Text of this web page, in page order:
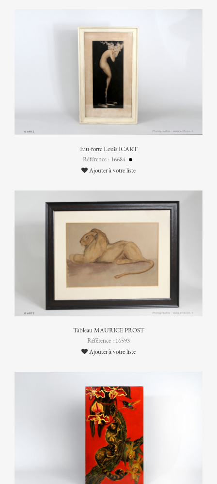
Eau-forte Louis ICART
Référence : 16684
Ajouter à votre liste
Tableau MAURICE PROST
Référence : 16593
Ajouter à votre liste